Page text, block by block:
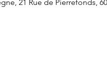
21 Rue de Pierrefonds,